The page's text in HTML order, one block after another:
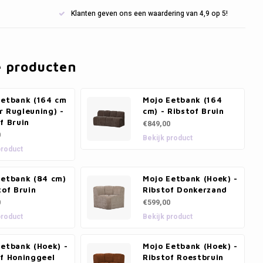
Klanten geven ons een waardering van 4,9 op 5!
producten
(164 cm
Rugleuning) -
Bruin
Mojo Eetbank (164
cm) - Ribstof Bruin
€849,00
Bekijk product
(84 cm)
Bruin
Mojo Eetbank (Hoek) -
Ribstof Donkerzand
€599,00
Bekijk product
(Hoek) -
Honinggeel
Mojo Eetbank (Hoek) -
Ribstof Roestbruin